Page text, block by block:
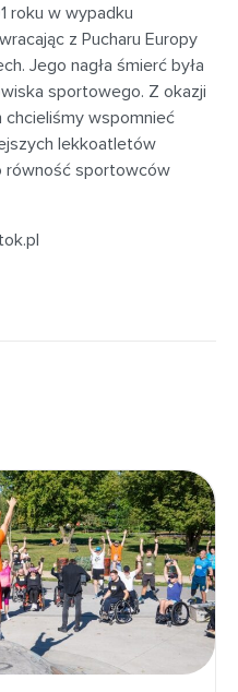
roku w wypadku
z Pucharu Europy
Jego nagła śmierć była
sportowego. Z okazji
chcieliśmy wspomnieć
lekkoatletów
równość sportowców